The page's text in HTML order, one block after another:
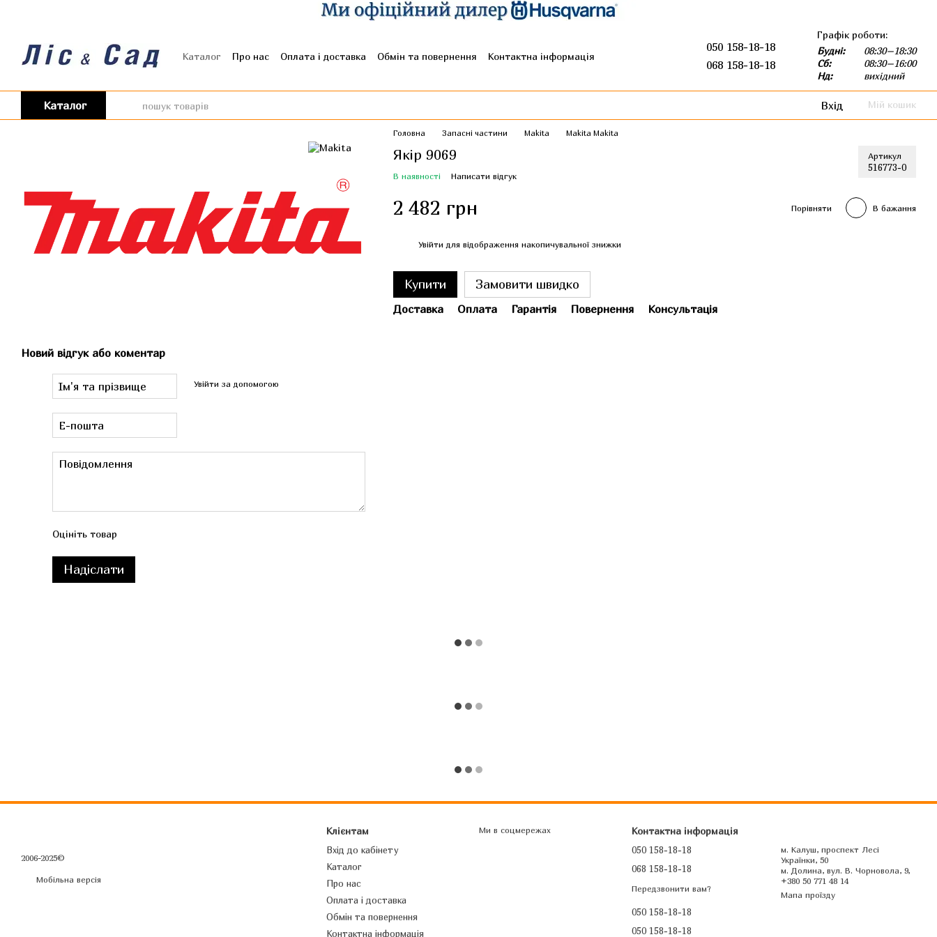
Каталог Про нас Оплата і доставка Обмін та повернення
Контактна інформація
050 158-18-18
068 158-18-18
Графік роботи:
Будні:
08:30–18:30
Сб:
08:30–16:00
Нд:
вихідний
Каталог Вхід Мій кошик
Новий відгук або коментар
Увійти за допомогою
Оцініть товар
Надіслати
Головна Запасні частини Makita Makita Makita
Якір 9069 Артикул
516773-0
В наявності Написати відгук
2 482 грн Порівняти В бажання
Увійти для відображення накопичувальної знижки
Купити Замовити швидко
Доставка Оплата Гарантія Повернення Консультація
2006-2025©
Мобільна версія
Клієнтам
Вхід до кабінету
Каталог
Про нас
Оплата і доставка
Обмін та повернення
Контактна інформація
Ми в соцмережах Контактна інформація
050 158-18-18
068 158-18-18
Передзвонити вам?
050 158-18-18
050 158-18-18
м. Калуш, проспект Лесі
Українки, 50
м. Долина, вул. В. Чорновола, 9,
+380 50 771 48 14
Мапа проїзду